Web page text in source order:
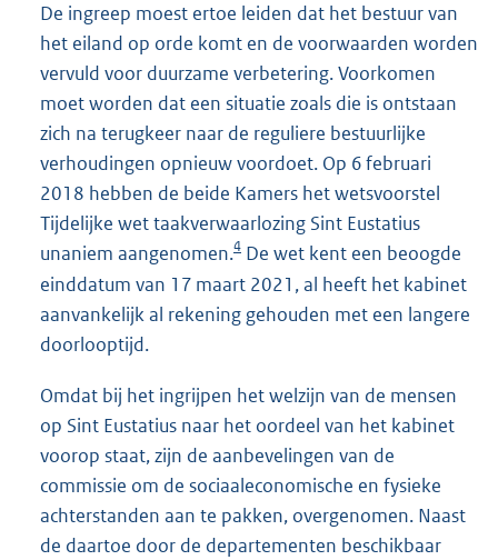
De ingreep moest ertoe leiden dat het bestuur van
het eiland op orde komt en de voorwaarden worden
vervuld voor duurzame verbetering. Voorkomen
moet worden dat een situatie zoals die is ontstaan
zich na terugkeer naar de reguliere bestuurlijke
verhoudingen opnieuw voordoet. Op 6 februari
2018 hebben de beide Kamers het wetsvoorstel
Tijdelijke wet taakverwaarlozing Sint Eustatius
unaniem aangenomen.4 De wet kent een beoogde
einddatum van 17 maart 2021, al heeft het kabinet
aanvankelijk al rekening gehouden met een langere
doorlooptijd.
Omdat bij het ingrijpen het welzijn van de mensen
op Sint Eustatius naar het oordeel van het kabinet
voorop staat, zijn de aanbevelingen van de
commissie om de sociaaleconomische en fysieke
achterstanden aan te pakken, overgenomen. Naast
de daartoe door de departementen beschikbaar